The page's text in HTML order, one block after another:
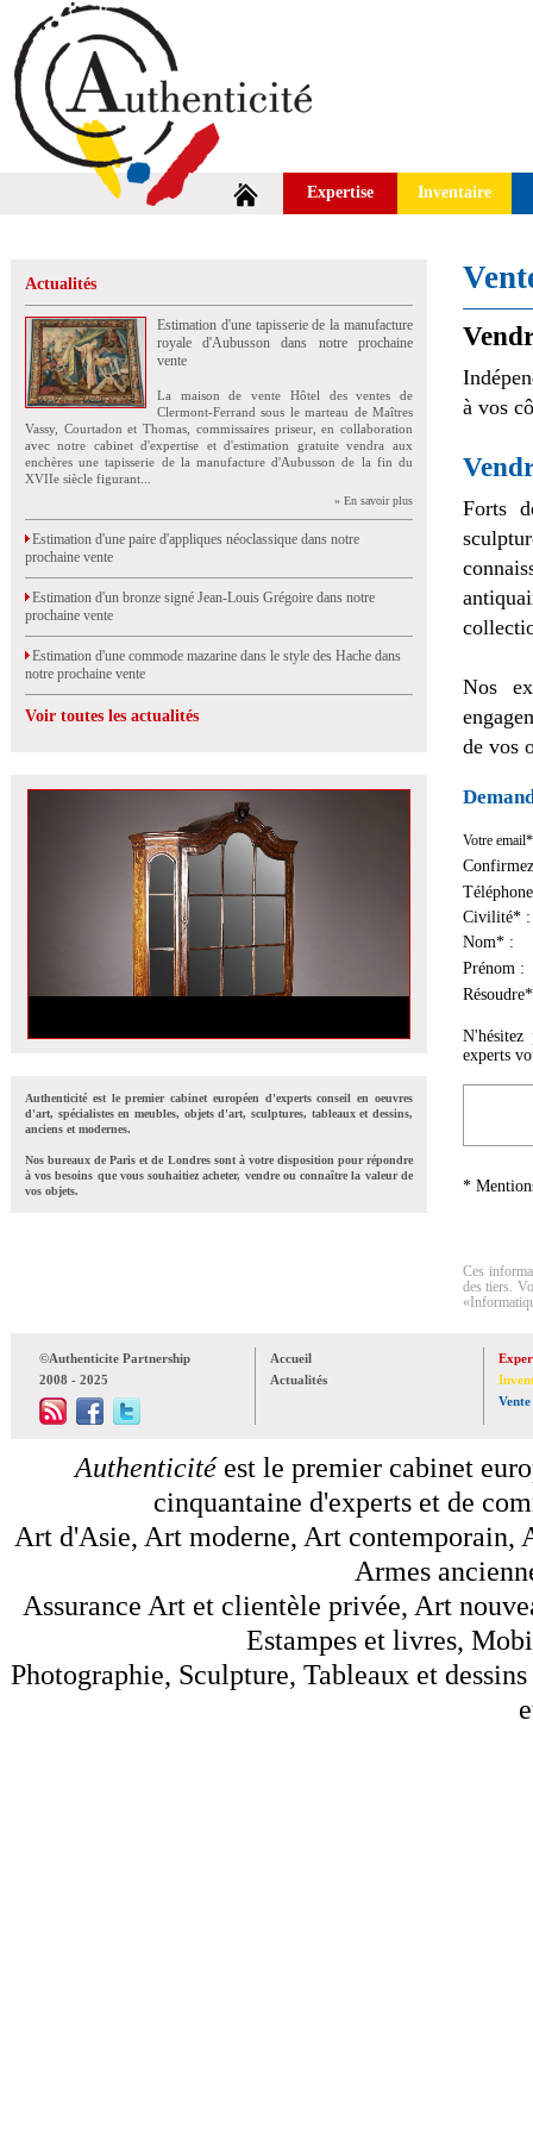
Expertise Inventaire
Actualités
Estimation d'une tapisserie de la manufacture
royale d'Aubusson dans notre prochaine
vente
La maison de vente Hôtel des ventes de
Clermont-Ferrand sous le marteau de Maîtres
Vassy, Courtadon et Thomas, commissaires priseur, en collaboration
avec notre cabinet d'expertise et d'estimation gratuite vendra aux
enchères une tapisserie de la manufacture d'Aubusson de la fin du
XVIIe siècle figurant...
» En savoir plus
Estimation d'une paire d'appliques néoclassique dans notre
prochaine vente
Estimation d'un bronze signé Jean-Louis Grégoire dans notre
prochaine vente
Estimation d'une commode mazarine dans le style des Hache dans
notre prochaine vente
Voir toutes les actualités
Authenticité est le premier cabinet européen d'experts conseil en oeuvres
d'art, spécialistes en meubles, objets d'art, sculptures, tableaux et dessins,
anciens et modernes.
Nos bureaux de Paris et de Londres sont à votre disposition pour répondre
à vos besoins que vous souhaitiez acheter, vendre ou connaître la valeur de
vos objets.
à vos
Forts
Nos
de vos
Votre
Civilité* :
Nom* :
Prénom :
N'hésitez
experts
*
Ces
des tiers.
©Authenticite Partnership
2008 - 2025
Accueil
Actualités
Vente
Authenticitéest le premier cabinet
cinquantaine d'experts et de
Art d'Asie, Art moderne, Art contemporain,
Armes
Assurance Art et clientèle privée, Art
Estampes et livres,
Photographie, Sculpture, Tableaux et